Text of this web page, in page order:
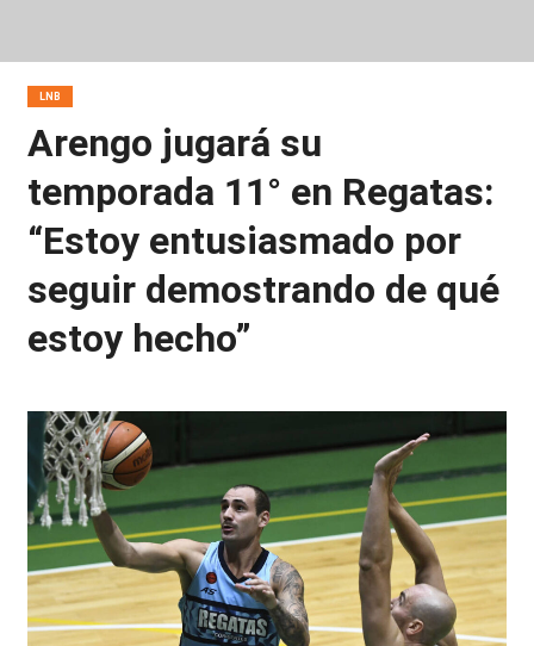
LNB
Arengo jugará su
temporada 11° en Regatas:
“Estoy entusiasmado por
seguir demostrando de qué
estoy hecho”